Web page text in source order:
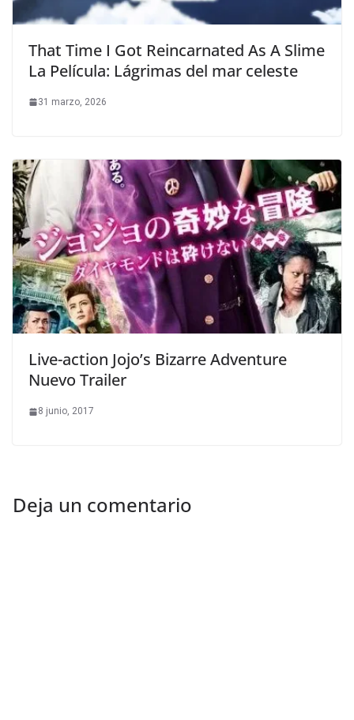
That Time I Got Reincarnated As A Slime
La Película: Lágrimas del mar celeste
31 marzo, 2026
Live-action Jojo’s Bizarre Adventure
Nuevo Trailer
8 junio, 2017
Deja un comentario